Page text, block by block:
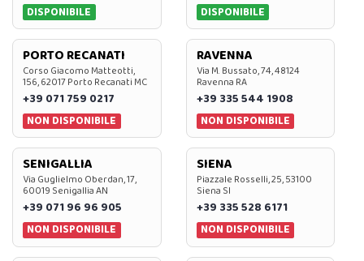
DISPONIBILE
DISPONIBILE
PORTO RECANATI
Corso Giacomo Matteotti,
156, 62017 Porto Recanati MC
+39 071 759 0217
NON DISPONIBILE
RAVENNA
Via M. Bussato, 74, 48124
Ravenna RA
+39 335 544 1908
NON DISPONIBILE
SENIGALLIA
Via Guglielmo Oberdan, 17,
60019 Senigallia AN
+39 071 96 96 905
NON DISPONIBILE
SIENA
Piazzale Rosselli, 25, 53100
Siena SI
+39 335 528 6171
NON DISPONIBILE